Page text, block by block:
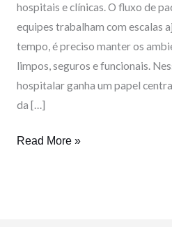
hospitais e clínicas. O fluxo de
equipes trabalham com escalas
tempo, é preciso manter os
limpos, seguros e funcionais.
hospitalar ganha um papel
da […]
ano
com
normas,
segurança
e
higienização.
Read More »